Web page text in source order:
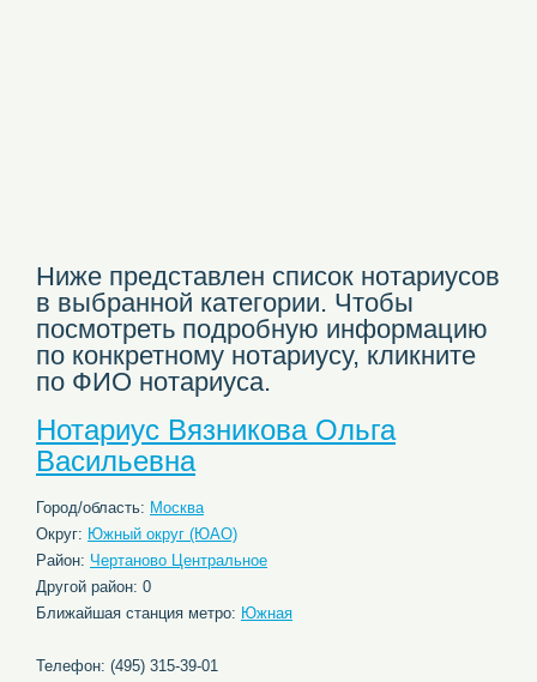
Ниже представлен список нотариусов
в выбранной категории. Чтобы
посмотреть подробную информацию
по конкретному нотариусу, кликните
по ФИО нотариуса.
Нотариус Вязникова Ольга
Васильевна
Город/область: Москва
Округ: Южный округ (ЮАО)
Район: Чертаново Центральное
Другой район: 0
Ближайшая станция метро: Южная
Телефон: (495) 315-39-01